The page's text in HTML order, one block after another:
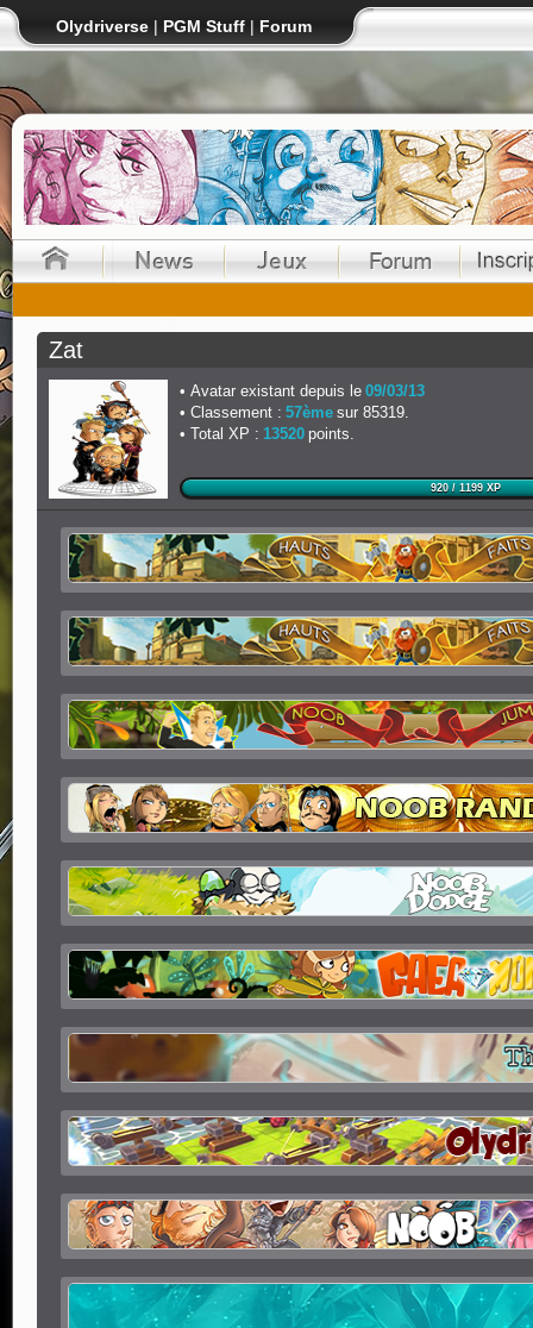
Olydriverse | PGM Stuff | Forum
Zat
Avatar existant depuis le 09/03/13
Classement : 57ème sur 85319.
Total XP : 13520 points.
920 / 1199 XP